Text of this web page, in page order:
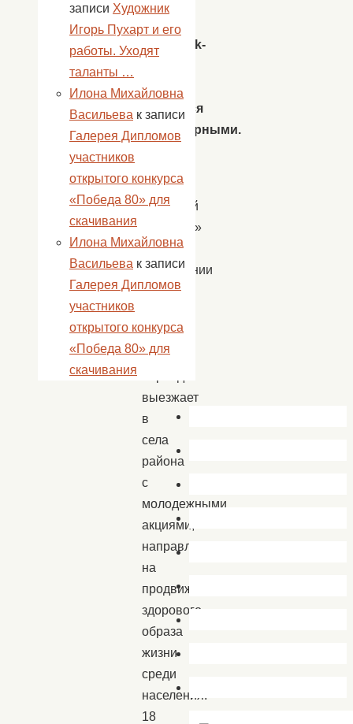
ahtubinsk-
не
являются
достоверными.
«Центр
народной
культуры»
на
протяжении
многих
в
летний
выезжает
в
села
района
с
молодежными
акциями,
направленными
на
продвижение
здорового
образа
жизни
среди
населения.
18
записи Художник
Игорь Пухарт и его
работы. Уходят
таланты …
Илона Михайловна
Васильева к записи
Галерея Дипломов
участников
открытого конкурса
«Победа 80» для
скачивания
Илона Михайловна
Васильева к записи
Галерея Дипломов
участников
открытого конкурса
«Победа 80» для
скачивания